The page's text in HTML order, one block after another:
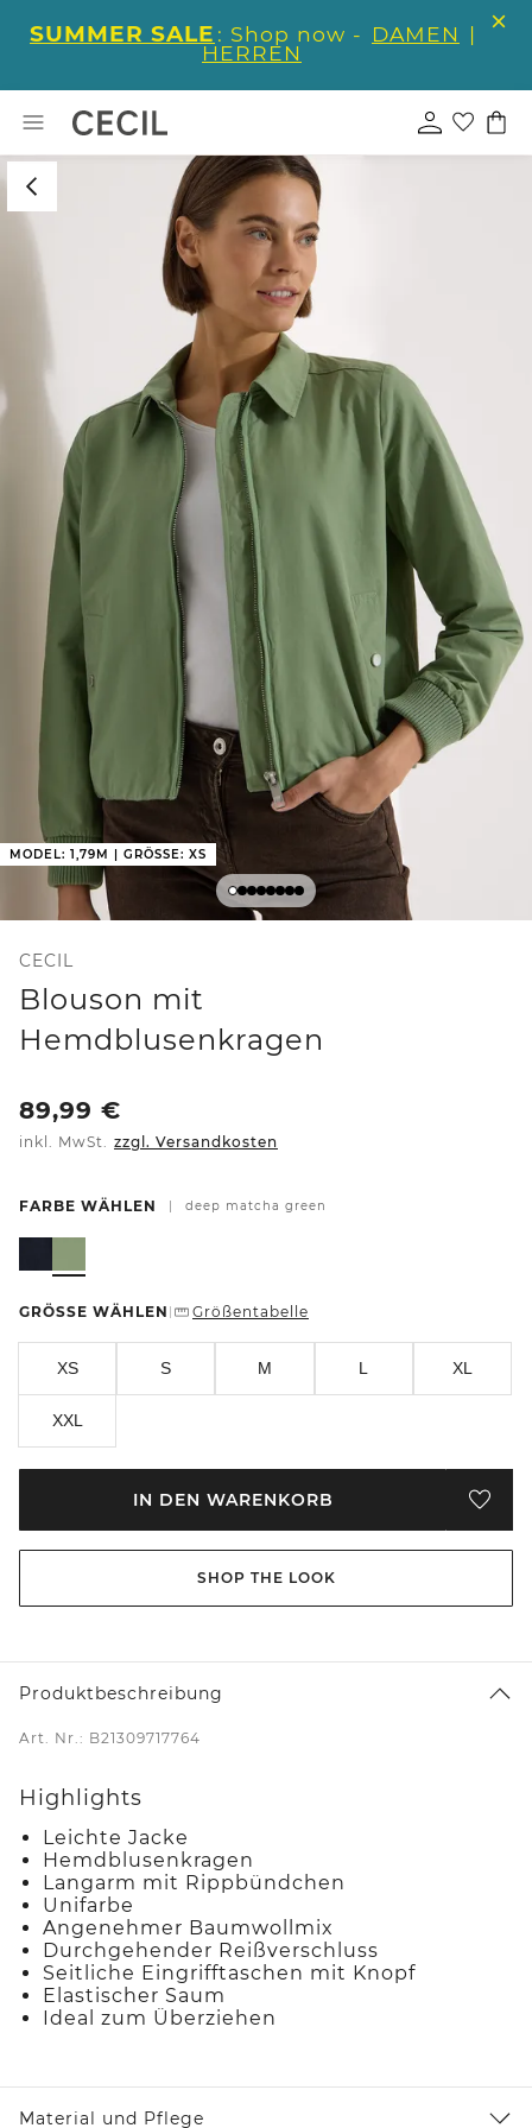
SUMMER SALE : Shop now - DAMEN |
HERREN
MODEL: 1,79M | GRÖSSE: XS
CECIL
Blouson mit
Hemdblusenkragen
89,99 €
inkl. MwSt. zzgl. Versandkosten
FARBE WÄHLEN deep matcha green
GRÖSSE WÄHLEN Größentabelle
XS S M L XL
XXL
IN DEN WARENKORB
SHOP THE LOOK
Produktbeschreibung
Art. Nr.: B21309717764
Highlights
Leichte Jacke
Hemdblusenkragen
Langarm mit Rippbündchen
Unifarbe
Angenehmer Baumwollmix
Durchgehender Reißverschluss
Seitliche Eingrifftaschen mit Knopf
Elastischer Saum
Ideal zum Überziehen
Material und Pflege